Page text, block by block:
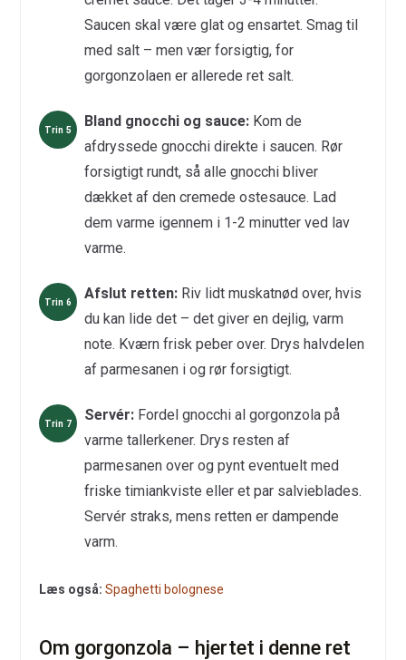
Saucen skal være glat og ensartet. Smag til
med salt – men vær forsigtig, for
gorgonzolaen er allerede ret salt.
Bland gnocchi og sauce:Kom de
afdryssede gnocchi direkte i saucen. Rør
forsigtigt rundt, så alle gnocchi bliver
dækket af den cremede ostesauce. Lad
dem varme igennem i 1-2 minutter ved lav
varme.
Afslut retten:Riv lidt muskatnød over, hvis
du kan lide det – det giver en dejlig, varm
note. Kværn frisk peber over. Drys halvdelen
af parmesanen i og rør forsigtigt.
Servér:Fordel gnocchi al gorgonzola på
varme tallerkener. Drys resten af
parmesanen over og pynt eventuelt med
friske timiankviste eller et par salvieblades.
Servér straks, mens retten er dampende
varm.
Læs også: Spaghetti bolognese
Om gorgonzola – hjertet i denne ret